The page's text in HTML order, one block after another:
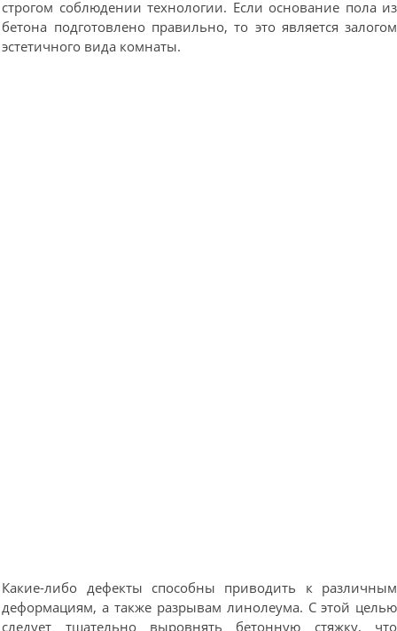
строгом соблюдении технологии. Если основание пола из
бетона подготовлено правильно, то это является залогом
эстетичного вида комнаты.
Какие-либо дефекты способны приводить к различным
деформациям, а также разрывам линолеума. С этой целью
следует тщательно выровнять бетонную стяжку, что